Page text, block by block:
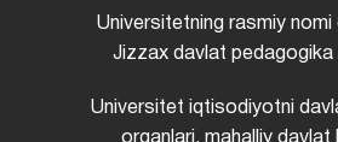
Universitetning rasmiy nomi
Jizzax davlat pedagogika
Universitet iqtisodiyotni